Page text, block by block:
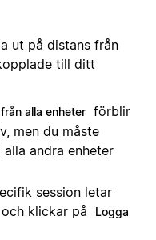
ut på distans från
till ditt
alla enheter förblir
men du måste
andra enheter
session letar
klickar på
Logga